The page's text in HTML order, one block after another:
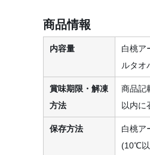
商品情報
内容量
白桃
ルタ
賞味期限・解凍
方法
商品記
以内に
保存方法
白桃ア
(10℃以